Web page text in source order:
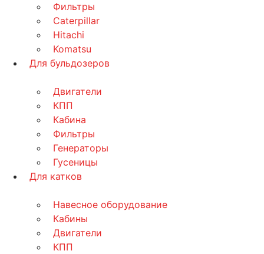
Фильтры
Caterpillar
Hitachi
Komatsu
Для бульдозеров
Двигатели
КПП
Кабина
Фильтры
Генераторы
Гусеницы
Для катков
Навесное оборудование
Кабины
Двигатели
КПП